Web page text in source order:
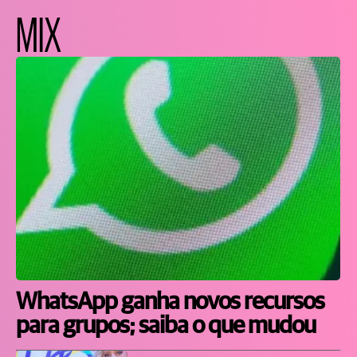
MIX
WhatsApp ganha novos recursos
para grupos; saiba o que mudou